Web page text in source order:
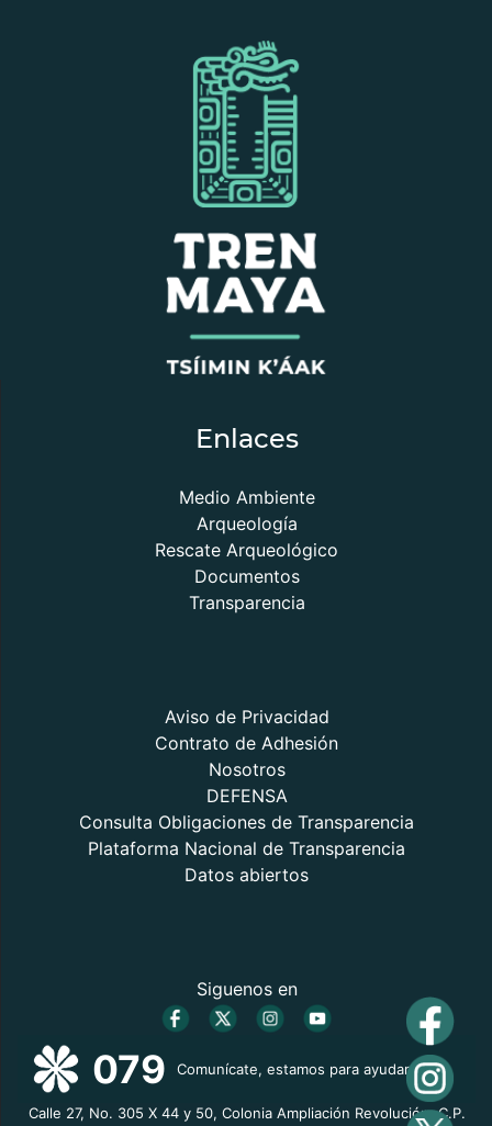
Enlaces
Medio Ambiente
Arqueología
Rescate Arqueológico
Documentos
Transparencia
Aviso de Privacidad
Contrato de Adhesión
Nosotros
DEFENSA
Consulta Obligaciones de Transparencia
Plataforma Nacional de Transparencia
Datos abiertos
Siguenos en
079 Comunícate, estamos para ayudarte
Calle 27, No. 305 X 44 y 50, Colonia Ampliación Revolución, C.P.